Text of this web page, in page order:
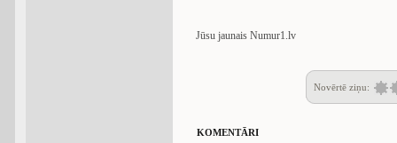
Jūsu jaunais Numur1.lv
Novērtē ziņu:
KOMENTĀRI